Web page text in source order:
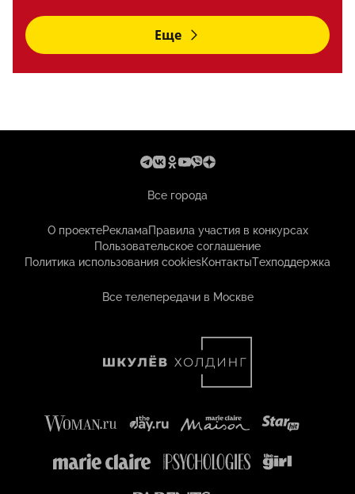
Еще
Все города
О проектеРекламаПравила участия в конкурсах
Пользовательское соглашение
Политика использования cookiesКонтактыТехподдержка
Все телепередачи в Москве